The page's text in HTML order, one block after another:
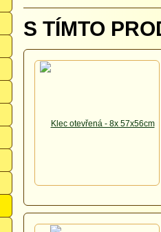
S TÍMTO